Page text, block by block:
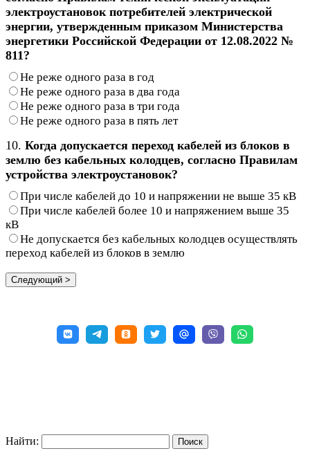
электроустановок потребителей электрической
энергии, утвержденным приказом Министерства
энергетики Российской Федерации от 12.08.2022 №
811?
Не реже одного раза в год
Не реже одного раза в два года
Не реже одного раза в три года
Не реже одного раза в пять лет
10. Когда допускается переход кабелей из блоков в
землю без кабельных колодцев, согласно Правилам
устройства электроустановок?
При числе кабелей до 10 и напряжении не выше 35 кВ
При числе кабелей более 10 и напряжением выше 35
кВ
Не допускается без кабельных колодцев осуществлять
переход кабелей из блоков в землю
Найти: